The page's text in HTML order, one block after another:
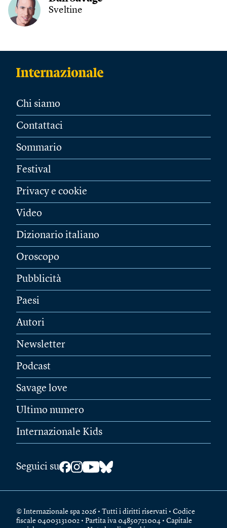
Sveltine
Chi siamo
Contattaci
Sommario
Festival
Privacy e cookie
Video
Dizionario italiano
Oroscopo
Pubblicità
Paesi
Autori
Newsletter
Podcast
Savage love
Ultimo numero
Internazionale Kids
Seguici su
© Internazionale spa 2026 • Tutti i diritti riservati • Codice
fiscale 04003131002 • Partita iva 04850721004 • Capitale